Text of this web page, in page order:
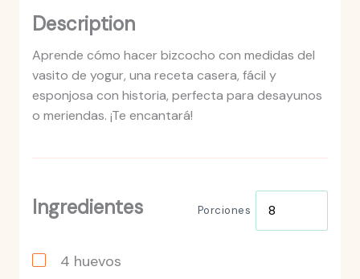
Description
Aprende cómo hacer bizcocho con medidas del
vasito de yogur, una receta casera, fácil y
esponjosa con historia, perfecta para desayunos
o meriendas. ¡Te encantará!
Ingredientes Porciones
4 huevos